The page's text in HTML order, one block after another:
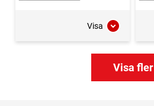
Visa
Visa fler